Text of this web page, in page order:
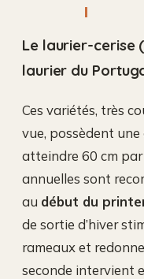
Le laurier-cerise
laurier du
Ces variétés, très
vue, possèdent
atteindre 60 cm
annuelles sont
au début du
de sortie d’hiver
rameaux et
seconde intervient